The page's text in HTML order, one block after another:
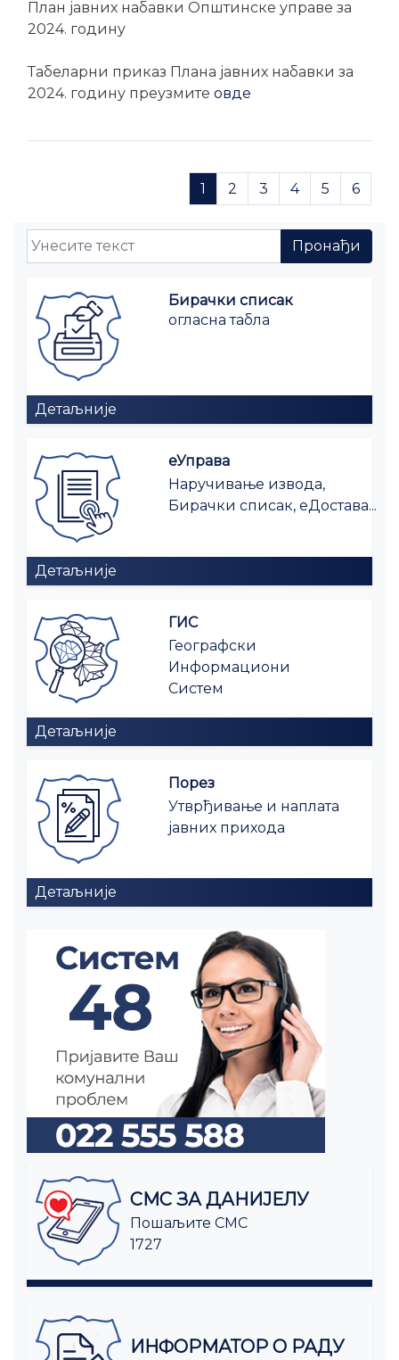
План јавних набавки Општинске управе за
2024. годину
Табеларни приказ Плана јавних набавки за
2024. годину преузмите овде
1 2 3 4 5 6
Бирачки списак
огласна табла
Детаљније
еУправа
Наручивање извода,
Бирачки списак, еДостава...
Детаљније
ГИС
Географски
Информациони
Систем
Детаљније
Порез
Утврђивање и наплата
јавних прихода
Детаљније
СМС ЗА ДАНИЈЕЛУ
Пошаљите СМС
1727
ИНФОРМАТОР О РАДУ